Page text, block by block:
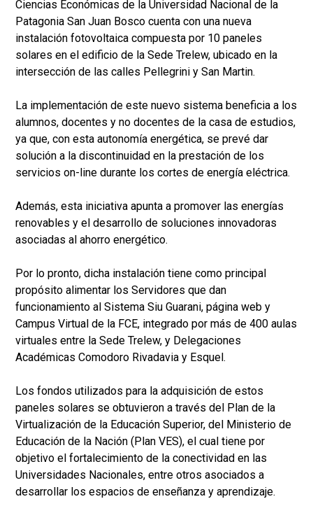
Ciencias Económicas de la Universidad Nacional de la
Patagonia San Juan Bosco cuenta con una nueva
instalación fotovoltaica compuesta por 10 paneles
solares en el edificio de la Sede Trelew, ubicado en la
intersección de las calles Pellegrini y San Martin.
La implementación de este nuevo sistema beneficia a los
alumnos, docentes y no docentes de la casa de estudios,
ya que, con esta autonomía energética, se prevé dar
solución a la discontinuidad en la prestación de los
servicios on-line durante los cortes de energía eléctrica.
Además, esta iniciativa apunta a promover las energías
renovables y el desarrollo de soluciones innovadoras
asociadas al ahorro energético.
Por lo pronto, dicha instalación tiene como principal
propósito alimentar los Servidores que dan
funcionamiento al Sistema Siu Guarani, página web y
Campus Virtual de la FCE, integrado por más de 400 aulas
virtuales entre la Sede Trelew, y Delegaciones
Académicas Comodoro Rivadavia y Esquel.
Los fondos utilizados para la adquisición de estos
paneles solares se obtuvieron a través del Plan de la
Virtualización de la Educación Superior, del Ministerio de
Educación de la Nación (Plan VES), el cual tiene por
objetivo el fortalecimiento de la conectividad en las
Universidades Nacionales, entre otros asociados a
desarrollar los espacios de enseñanza y aprendizaje.